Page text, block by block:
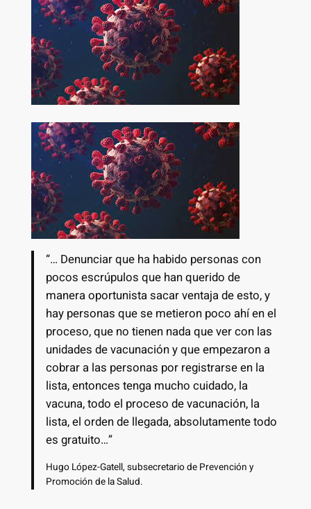
“… Denunciar que ha habido personas con
pocos escrúpulos que han querido de
manera oportunista sacar ventaja de esto, y
hay personas que se metieron poco ahí en el
proceso, que no tienen nada que ver con las
unidades de vacunación y que empezaron a
cobrar a las personas por registrarse en la
lista, entonces tenga mucho cuidado, la
vacuna, todo el proceso de vacunación, la
lista, el orden de llegada, absolutamente todo
es gratuito…”
Hugo López-Gatell, subsecretario de Prevención y
Promoción de la Salud.